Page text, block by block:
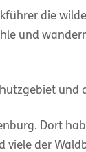
die
und
und
Dort
viele der